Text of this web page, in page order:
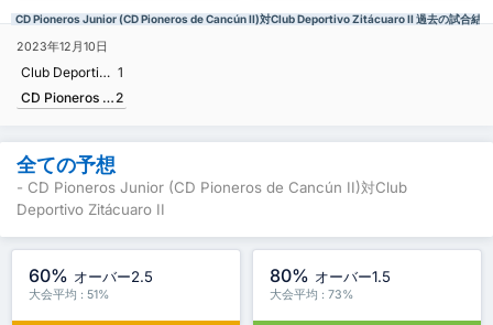
CD Pioneros Junior (CD Pioneros de Cancún II)対Club Deportivo Zitácuaro II 過去の試合結果
2023年12月10日
Club Deportivo Zitácuaro II 1
CD Pioneros Junior (CD Pioneros de Cancún II) 2
全ての予想
- CD Pioneros Junior (CD Pioneros de Cancún II)対Club
Deportivo Zitácuaro II
60% オーバー2.5
大会平均 : 51%
80% オーバー1.5
大会平均 : 73%